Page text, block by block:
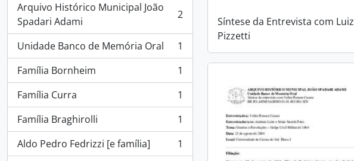
Arquivo Histórico Municipal João
Spadari Adami
, 2 resultados 2
Unidade Banco de Memória Oral
, 1 resultados
1
Família Bornheim
, 1 resultados
1
Família Curra
, 1 resultados
1
Família Braghirolli
, 1 resultados
1
Aldo Pedro Fedrizzi [e família]
, 1 resultados
1
Síntese da Entrevista com Luiz
Pizzetti